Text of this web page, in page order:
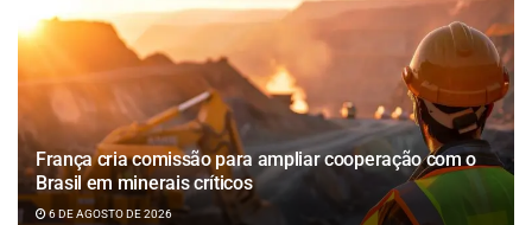
França cria comissão para ampliar cooperação com o
Brasil em minerais críticos
6 DE AGOSTO DE 2026